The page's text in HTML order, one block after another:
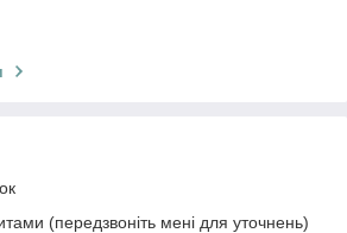
(передзвоніть мені для уточнень)